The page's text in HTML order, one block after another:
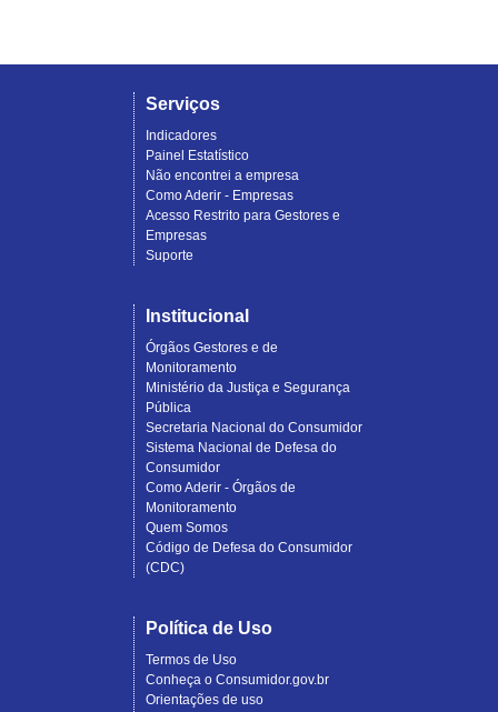
Serviços
Indicadores
Painel Estatístico
Não encontrei a empresa
Como Aderir - Empresas
Acesso Restrito para Gestores e
Empresas
Suporte
Institucional
Órgãos Gestores e de
Monitoramento
Ministério da Justiça e Segurança
Pública
Secretaria Nacional do Consumidor
Sistema Nacional de Defesa do
Consumidor
Como Aderir - Órgãos de
Monitoramento
Quem Somos
Código de Defesa do Consumidor
(CDC)
Política de Uso
Termos de Uso
Conheça o Consumidor.gov.br
Orientações de uso